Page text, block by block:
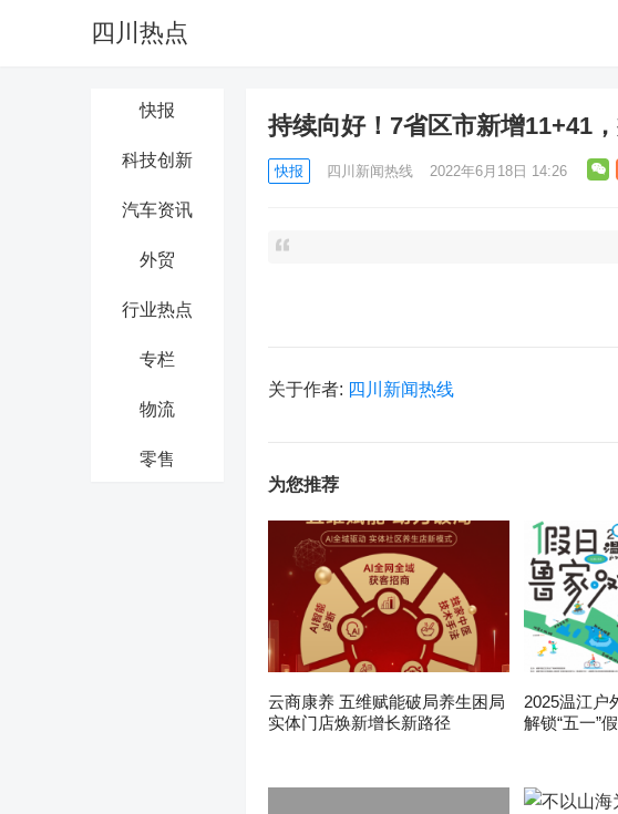
四川热点
快报
科技创新
汽车资讯
外贸
行业热点
专栏
物流
零售
持续向好！7省区市新增11+41
快报 四川新闻热线 2022年6月18日 14:26
关于作者: 四川新闻热线
为您推荐
云商康养 五维赋能破局养生困局
实体门店焕新增长新路径
2025温江户
解锁“五一”